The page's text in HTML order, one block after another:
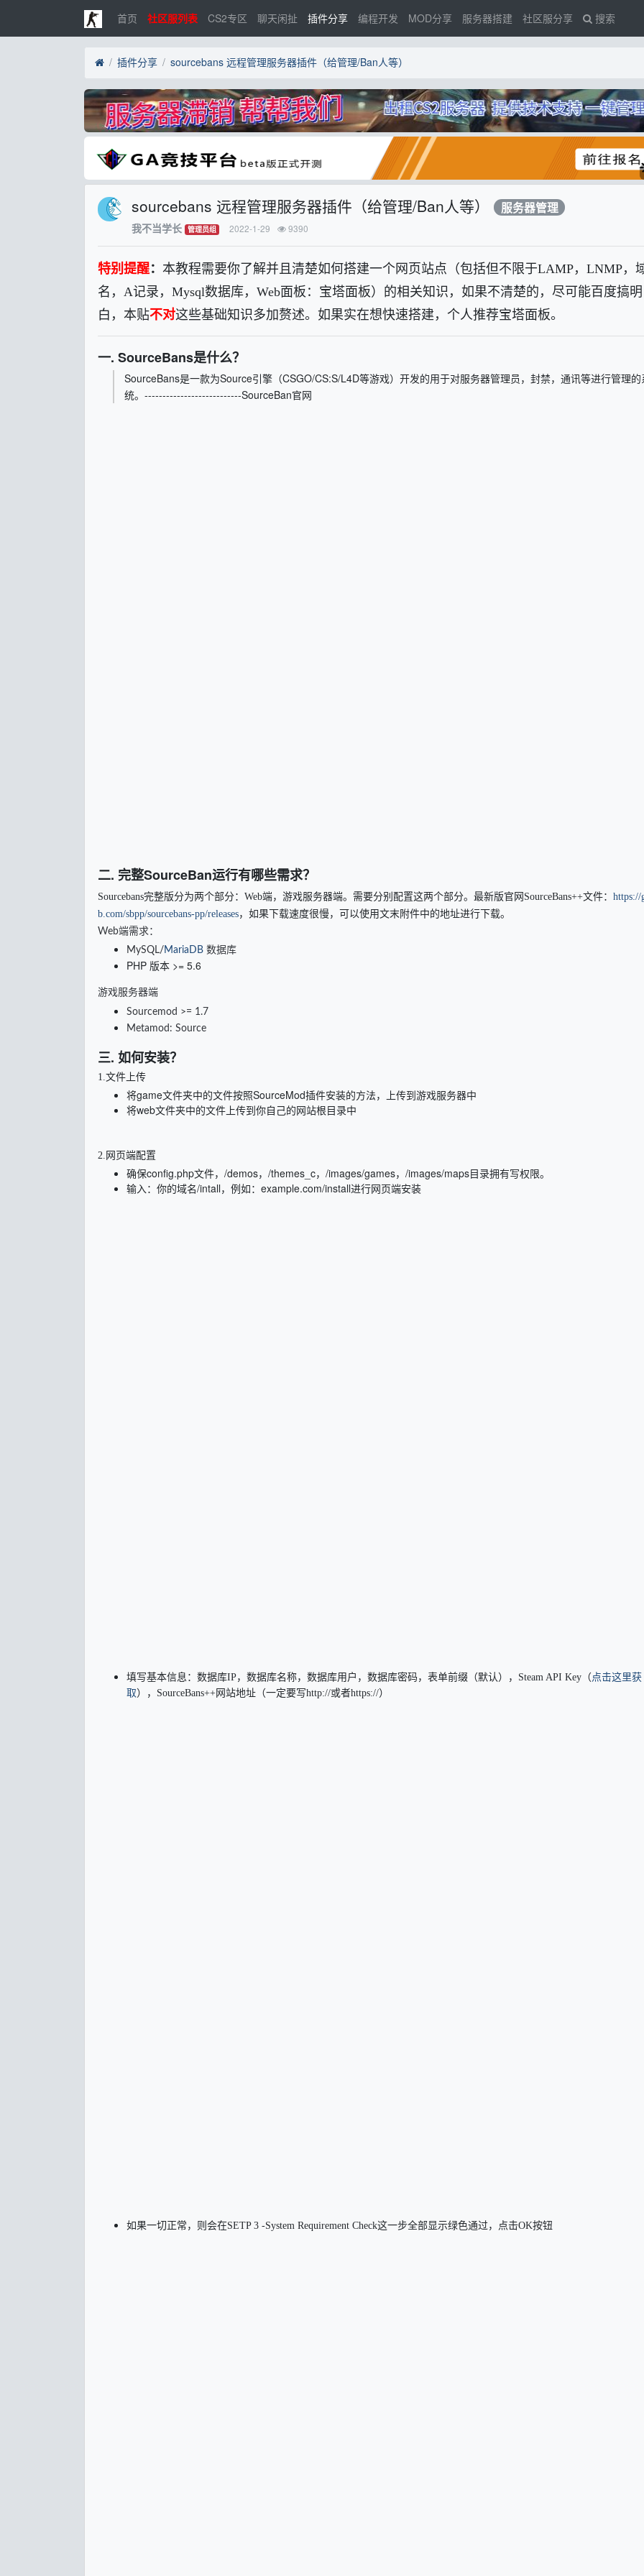
首页 社区服列表 CS2专区 聊天闲扯 插件分享 编程开发 MOD分享 服务器搭建 社区服分享 搜索
插件分享 sourcebans 远程管理服务器插件（给管理/Ban人等）
sourcebans 远程管理服务器插件（给管理/Ban人等） 服务器管理
我不当学长 管理员组 2022-1-29 9390
特别提醒： 本教程需要你了解并且清楚如何搭建一个网页站点（包括但不限于LAMP，LNMP，
名，A记录，Mysql数据库，Web面板：宝塔面板）的相关知识，如果不清楚的，尽可能百度搞明
白，本贴不对这些基础知识多加赘述。如果实在想快速搭建，个人推荐宝塔面板。
一. SourceBans是什么？
SourceBans是一款为Source引擎（CSGO/CS:S/L4D等游戏）开发的用于对服务器管理员，封禁，通讯等进行管理的
统。---------------------------SourceBan官网
二. 完整SourceBan运行有哪些需求？
Sourcebans完整版分为两个部分：Web端，游戏服务器端。需要分别配置这两个部分。 最新版官网SourceBans++文件： https://
b.com/sbpp/sourcebans-pp/releases，如果下载速度很慢，可以使用文末附件中的地址进行下载。
Web端需求：
MySQL/ MariaDB数据库
PHP 版本 >= 5.6
游戏服务器端
Sourcemod >= 1.7
Metamod: Source
三. 如何安装？
1.文件上传
将game文件夹中的文件按照SourceMod插件安装的方法，上传到游戏服务器中
将web文件夹中的文件上传到你自己的网站根目录中
2.网页端配置
确保config.php文件，/demos，/themes_c，/images/games，/images/maps目录拥有写权限。
输入：你的域名/intall，例如：example.com/install进行网页端安装
填写基本信息：数据库IP，数据库名称，数据库用户，数据库密码，表单前缀（默认），Steam API Key（点击这里获
取），SourceBans++网站地址（一定要写http://或者https://）
如果一切正常，则会在SETP 3 -System Requirement Check这一步全部显示绿色通过，点击OK按钮